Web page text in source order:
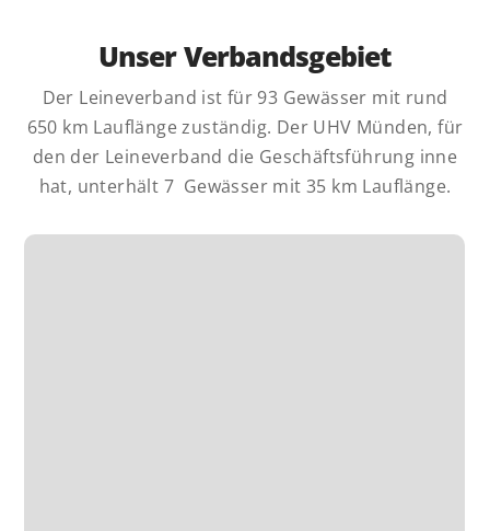
Unser Verbandsgebiet
Der Leineverband ist für 93 Gewässer mit rund
650 km Lauflänge zuständig. Der UHV Münden, für
den der Leineverband die Geschäftsführung inne
hat, unterhält 7 Gewässer mit 35 km Lauflänge.